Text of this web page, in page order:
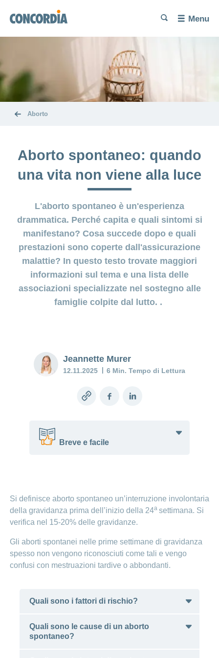
di
Desiderio di
maternità
insoddisfatto
Gravidanza
e
parto
Disturbi
gravidanza
Diagnostica
prenatale
Assicurazione
bebè
Il
parto
Depressione
post-parto:
quando il
calo di
umore
persiste
Consulenza
Allattamento
al seno:
consigli
Puerperio:
dopo il
parto
Pianto
inconsolabile: se
Prestazioni
costi
Prestazioni
copertura
dei costi
Lingua
CercaCerca
Cerca
Cerca
Cerca Menu
Aborto
Aborto spontaneo: quando
una vita non viene alla luce
L'aborto spontaneo è un'esperienza
drammatica. Perché capita e quali sintomi si
manifestano? Cosa succede dopo e quali
prestazioni sono coperte dall'assicurazione
malattie? In questo testo trovate maggiori
informazioni sul tema e una lista delle
associazioni specializzate nel sostegno alle
famiglie colpite dal lutto. .
Jeannette Murer
12.11.2025 6 Min. Tempo di Lettura
Copy
FacebookLinkedIn
Breve e facile
Uno dei motivi può essere una malattia
della madre o del bebè.
Un aborto spontaneo rende i genitori
I centri di consulenza offrono aiuto ai
genitori.
Si definisce aborto spontaneo un’interruzione involontaria
della gravidanza prima dell’inizio della 24a settimana. Si
verifica nel 15-20% delle gravidanze.
Gli aborti spontanei nelle prime settimane di gravidanza
spesso non vengono riconosciuti come tali e vengo
confusi con mestruazioni tardive o abbondanti.
Quali sono i fattori di rischio?
La probabilità di un aborto spontaneo
Quali sono le cause di un aborto
spontaneo?